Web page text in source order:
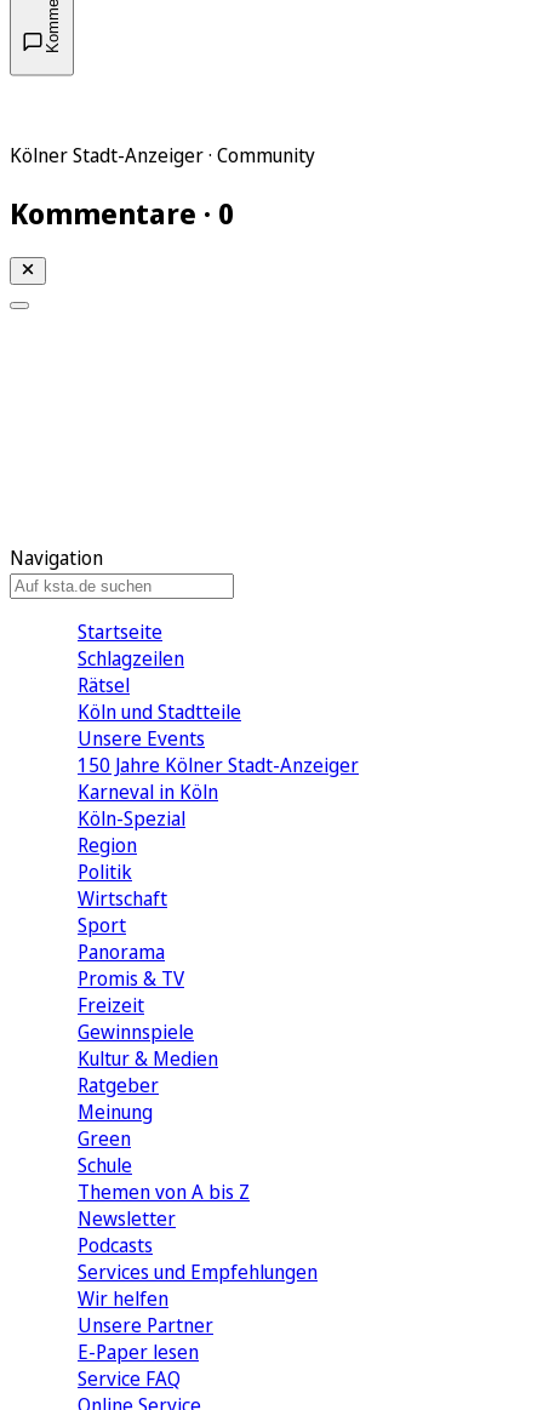
Kölner Stadt-Anzeiger · Community
Kommentare · 0
Navigation
Startseite
Schlagzeilen
Rätsel
Köln und Stadtteile
Unsere Events
150 Jahre Kölner Stadt-Anzeiger
Karneval in Köln
Köln-Spezial
Region
Politik
Wirtschaft
Sport
Panorama
Promis & TV
Freizeit
Gewinnspiele
Kultur & Medien
Ratgeber
Meinung
Green
Schule
Themen von A bis Z
Newsletter
Podcasts
Services und Empfehlungen
Wir helfen
Unsere Partner
E-Paper lesen
Service FAQ